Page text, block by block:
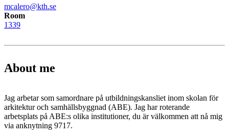
mcalero@kth.se
Room
1339
About me
Jag arbetar som samordnare på utbildningskansliet inom skolan för
arkitektur och samhällsbyggnad (ABE). Jag har roterande
arbetsplats på ABE:s olika institutioner, du är välkommen att nå mig
via anknytning 9717.